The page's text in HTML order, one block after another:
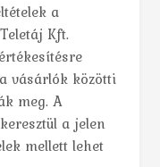
a
Kft.
vásárlók közötti
meg. A
a jelen
mellett lehet